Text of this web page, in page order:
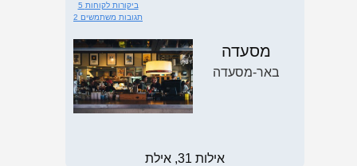
5 ביקורות לקוחות
2 תגובות משתמשים
מסעדה
באר-מסעדה
אילות 31, אילת